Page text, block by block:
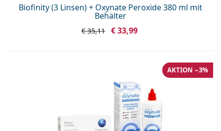
Biofinity (3 Linsen) + Oxynate Peroxide 380 ml mit
Behälter
€ 35,11 € 33,99
AKTION −3%